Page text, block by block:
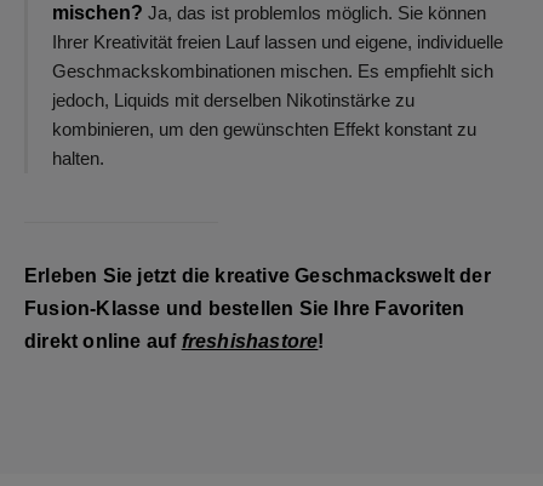
mischen? Ja, das ist problemlos möglich. Sie können
Ihrer Kreativität freien Lauf lassen und eigene, individuelle
Geschmackskombinationen mischen. Es empfiehlt sich
jedoch, Liquids mit derselben Nikotinstärke zu
kombinieren, um den gewünschten Effekt konstant zu
halten.
Erleben Sie jetzt die kreative Geschmackswelt der
Fusion-Klasse und bestellen Sie Ihre Favoriten
direkt online auf freshishastore!